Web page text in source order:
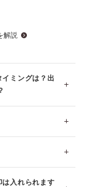
解説
ミングは？出
。プロポー
の日から１～
お勧めして
ヶ月前にご用
でおつくりで
ております。
。ご要望やご
。
ット)とはダイ
入れられます